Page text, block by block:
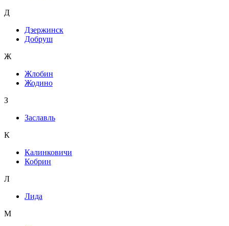
Д
Дзержинск
Добруш
Ж
Жлобин
Жодино
З
Заславль
К
Калинковичи
Кобрин
Л
Лида
М